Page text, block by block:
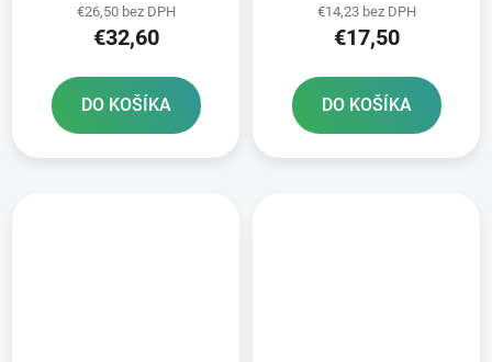
balení
€26,50 bez DPH
€32,60
DO KOŠÍKA
v balení
€14,23 bez DPH
€17,50
DO KOŠÍKA